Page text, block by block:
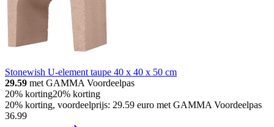
Stonewish U-element taupe 40 x 40 x 50 cm
29.59 met GAMMA Voordeelpas
20% korting20% korting
20% korting, voordeelprijs: 29.59 euro met GAMMA Voordeelpas
36.99